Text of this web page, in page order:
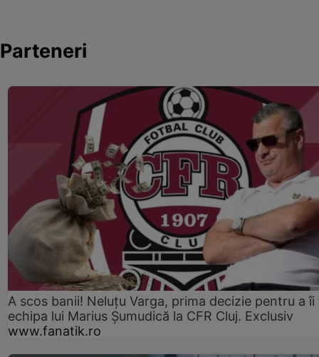
Parteneri
A scos banii! Neluțu Varga, prima decizie pentru a îi
echipa lui Marius Șumudică la CFR Cluj. Exclusiv
www.fanatik.ro